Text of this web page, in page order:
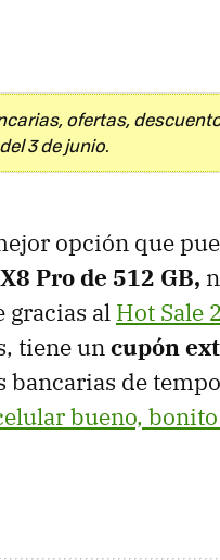
ofertas,
3 de junio.
opción que
Pro de 512 GB,
gracias al Hot Sale
tiene uncupón
de
bueno,